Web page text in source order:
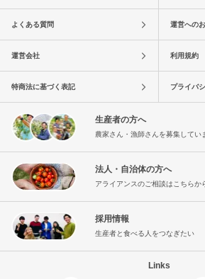
よくある質問 運営への
運営会社 利用規約
特商法に基づく表記 プライバ
生産者の方へ
農家さん・漁師さんを募集してい
法人・自治体の方へ
アライアンスのご相談はこちらか
採用情報
生産者と食べる人をつなぎたい
Links